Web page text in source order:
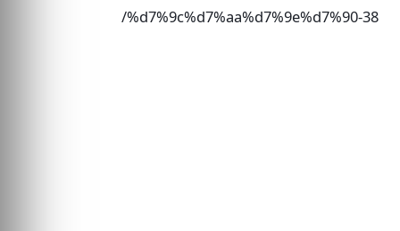
%d7%9c%d7%aa%d7%9e%d7%90-38/